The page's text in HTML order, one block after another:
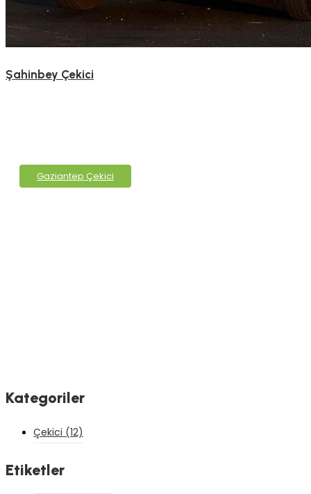
Şahinbey Çekici
Gaziantep Çekici
Kategoriler
Çekici (12)
Etiketler